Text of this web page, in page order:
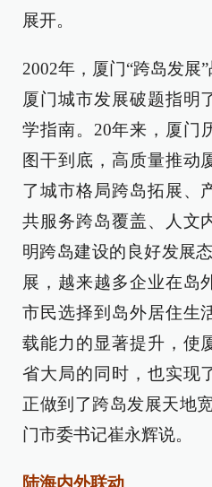
展开。
2002年，厦门“跨岛发展
厦门城市发展破题指明
学指南。20年来，厦门
图干到底，高质量推动
了城市格局跨岛拓展、
共服务跨岛覆盖、人文
明跨岛建设的良好发展
展，越来越多企业在岛
市民选择到岛外居住生
载能力的显著提升，使
省大局的同时，也实现
正做到了跨岛发展天地
门市委书记崔永辉说。
陆海内外联动